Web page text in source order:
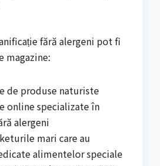
fără alergeni pot fi
magazine:
de produse naturiste
online specializate în
alergeni
mari care au
alimentelor speciale